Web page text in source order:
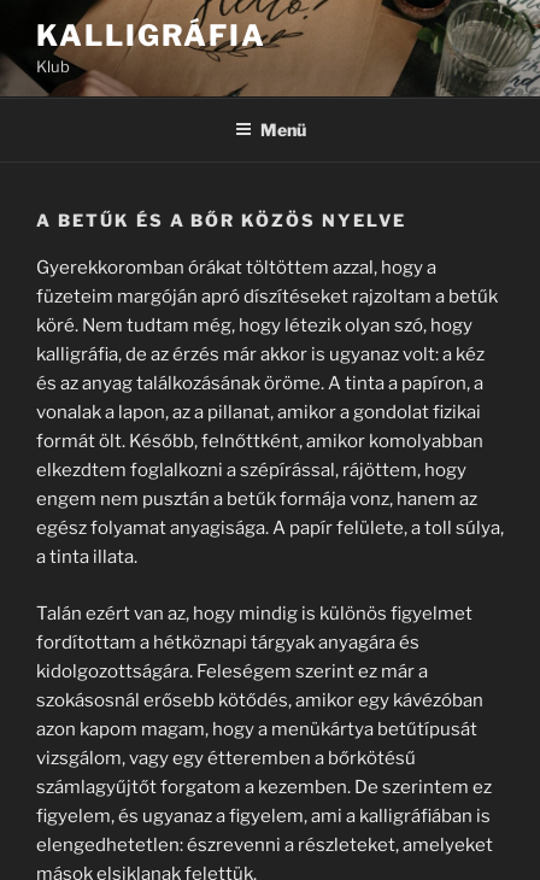
Tartalomhoz
KALLIGRÁFIA
Klub
Menü
A BETŰK ÉS A BŐR KÖZÖS NYELVE
Gyerekkoromban órákat töltöttem azzal, hogy a
füzeteim margóján apró díszítéseket rajzoltam a betűk
köré. Nem tudtam még, hogy létezik olyan szó, hogy
kalligráfia, de az érzés már akkor is ugyanaz volt: a kéz
és az anyag találkozásának öröme. A tinta a papíron, a
vonalak a lapon, az a pillanat, amikor a gondolat fizikai
formát ölt. Később, felnőttként, amikor komolyabban
elkezdtem foglalkozni a szépírással, rájöttem, hogy
engem nem pusztán a betűk formája vonz, hanem az
egész folyamat anyagisága. A papír felülete, a toll súlya,
a tinta illata.
Talán ezért van az, hogy mindig is különös figyelmet
fordítottam a hétköznapi tárgyak anyagára és
kidolgozottságára. Feleségem szerint ez már a
szokásosnál erősebb kötődés, amikor egy kávézóban
azon kapom magam, hogy a menükártya betűtípusát
vizsgálom, vagy egy étteremben a bőrkötésű
számlagyűjtőt forgatom a kezemben. De szerintem ez
figyelem, és ugyanaz a figyelem, ami a kalligráfiában is
elengedhetetlen: észrevenni a részleteket, amelyeket
mások elsiklanak felettük.